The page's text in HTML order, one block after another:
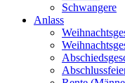
Schwangere
Anlass